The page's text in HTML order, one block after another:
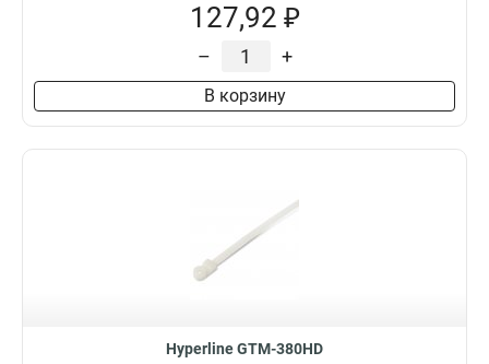
127,92 ₽
– +
В корзину
Hyperline GTM-380HD